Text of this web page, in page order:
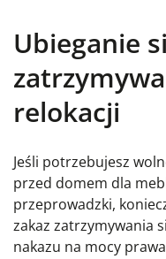
Ubieganie
relokacji
Jeśli potrzebujesz
przed domem dla
przeprowadzki,
zakaz zatrzymywania
nakazu na mocy